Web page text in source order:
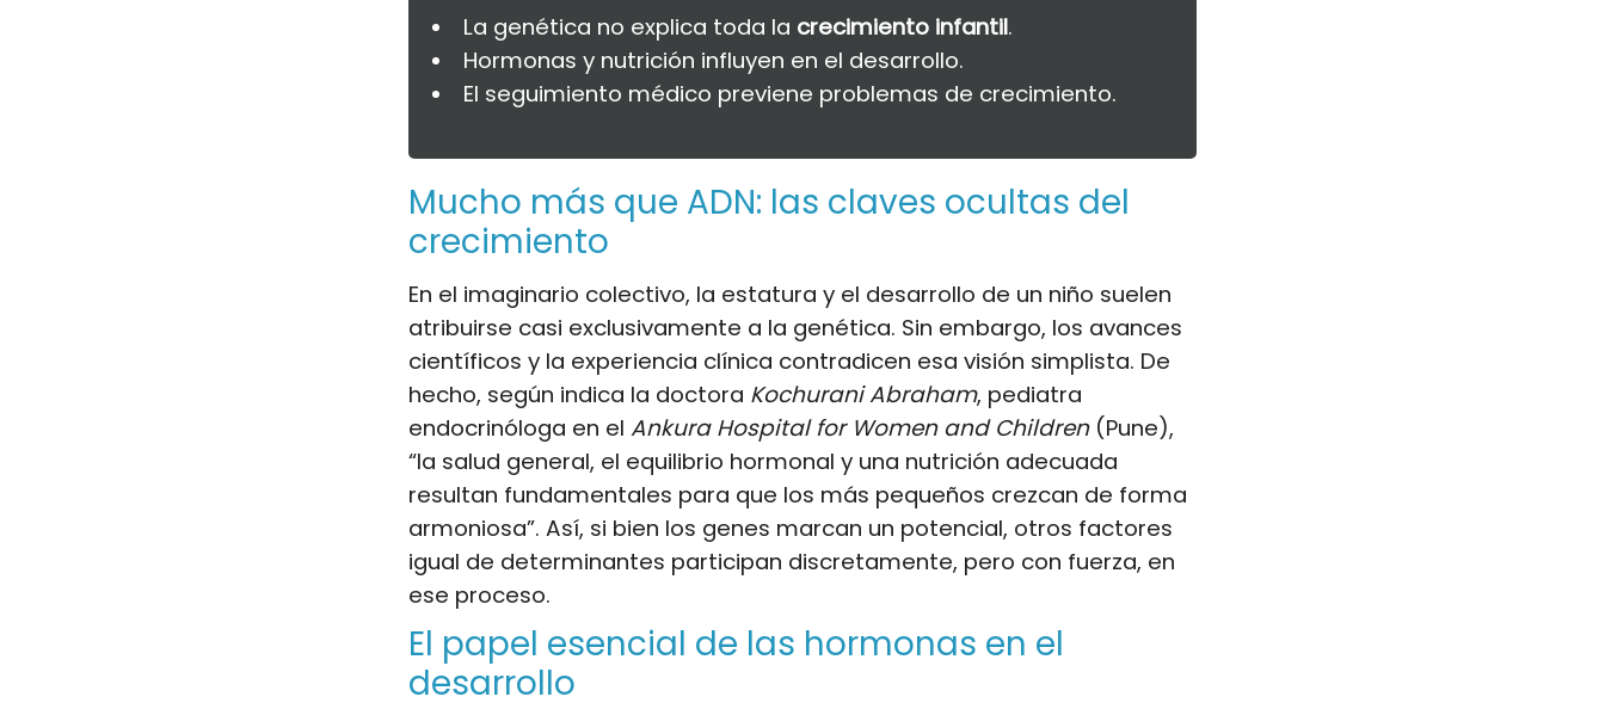
La genética no explica toda la crecimiento infantil.
Hormonas y nutrición influyen en el desarrollo.
El seguimiento médico previene problemas de crecimiento.
Mucho más que ADN: las claves ocultas del
crecimiento
En el imaginario colectivo, la estatura y el desarrollo de un niño suelen
atribuirse casi exclusivamente a la genética. Sin embargo, los avances
científicos y la experiencia clínica contradicen esa visión simplista. De
hecho, según indica la doctora Kochurani Abraham, pediatra
endocrinóloga en el Ankura Hospital for Women and Children(Pune),
“la salud general, el equilibrio hormonal y una nutrición adecuada
resultan fundamentales para que los más pequeños crezcan de forma
armoniosa”. Así, si bien los genes marcan un potencial, otros factores
igual de determinantes participan discretamente, pero con fuerza, en
ese proceso.
El papel esencial de las hormonas en el
desarrollo